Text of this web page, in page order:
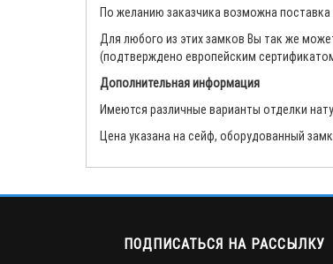
По желанию заказчика возможна
Для любого из этих замков Вы так же
(подтверждено европейским
Дополнительная информация
Имеются различные варианты отделки
Цена указана на сейф, оборудованный
ПОДПИСАТЬСЯ НА РАССЫЛКУ